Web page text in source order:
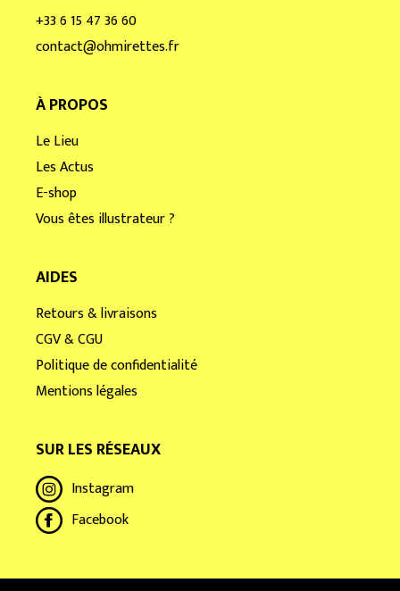
+33 6 15 47 36 60
contact@ohmirettes.fr
À PROPOS
Le Lieu
Les Actus
E-shop
Vous êtes illustrateur ?
AIDES
Retours & livraisons
CGV & CGU
Politique de confidentialité
Mentions légales
SUR LES RÉSEAUX
Instagram
Facebook